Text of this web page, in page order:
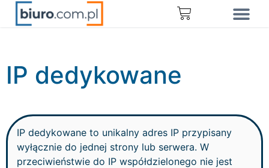
IP dedykowane
IP dedykowane to unikalny adres IP przypisany
wyłącznie do jednej strony lub serwera. W
przeciwieństwie do IP współdzielonego nie jest